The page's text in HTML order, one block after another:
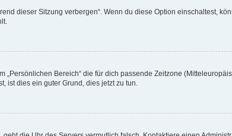
dieser Sitzung verbergen“. Wenn du diese Option einschaltest,
Bereich“ die für dich passende Zeitzone
ist dies ein guter Grund, dies jetzt zu tun.